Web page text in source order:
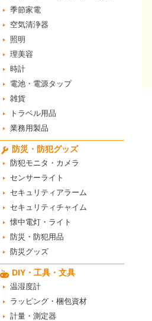
季節家電
空気清浄器
照明
理美容
時計
電池・電源タップ
雑貨
トラベル用品
業務用製品
防災・防犯グッズ
防犯モニタ・カメラ
センサーライト
セキュリティアラーム
セキュリティチャイム
懐中電灯・ライト
防災・防犯用品
防災グッズ
DIY・工具・文具
温湿度計
ラッピング・梱包資材
計量・測定器